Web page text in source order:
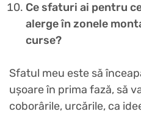
Ce sfaturi ai pentru
alerge în zonele
curse?
Sfatul meu este să
ușoare în prima fază, să
coborârile, urcările, ca